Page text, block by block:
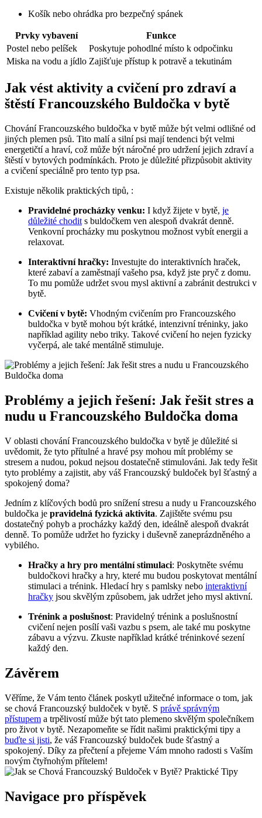
Košík nebo ohrádka pro bezpečný spánek
Prvky vybavení
Funkce
Postel nebo pelíšek
Poskytuje pohodlné ​místo k⁣ odpočinku
Miska⁣ na vodu a jídlo Zajišťuje přístup k potravě a tekutinám
Jak‌ vést aktivity a cvičení⁣ pro zdraví a
štěstí Francouzského Buldočka v bytě
Chování Francouzského buldočka v bytě může být velmi odlišné od
jiných ‍plemen psů.⁤ Tito malí a silní psi mají tendenci být velmi⁢
energetičtí a hraví, což může být náročné ​pro udržení jejich ‌zdraví a
štěstí ⁣v bytových podmínkách. ​Proto je důležité přizpůsobit aktivity
‌a ‍cvičení speciálně ⁢pro tento typ psa.
Existuje několik praktických ⁤tipů, :
Pravidelné procházky venku: I⁣ když⁤ žijete v bytě, je
důležité chodit s buldočkem ven alespoň dvakrát‌ denně.
Venkovní procházky mu poskytnou možnost vybít energii a
⁣relaxovat.
Interaktivní hračky: Investujte⁤ do interaktivních ‌hraček,
které zabaví a zaměstnají vašeho psa, když ⁣jste pryč z domu.
To mu pomůže udržet svou mysl aktivní a zabránit destrukci v
bytě.
Cvičení v bytě: Vhodným cvičením pro‍ Francouzského
buldočka v bytě mohou být krátké, intenzivní tréninky, jako
například agility nebo triky. Takové cvičení ho nejen fyzicky
vyčerpá,⁢ ale také mentálně stimuluje.
Problémy a jejich řešení: Jak řešit stres a​
nudu u Francouzského Buldočka doma
V oblasti chování Francouzského buldočka⁤ v bytě je důležité si
uvědomit, že tyto⁢ přítulné a hravé psy mohou mít problémy se
stresem a nudou, pokud nejsou dostatečně stimulováni.⁤ Jak tedy řešit
tyto problémy ⁣a zajistit, aby váš Francouzský buldoček byl šťastný⁢ a
spokojený doma?
Jedním z klíčových⁢ bodů pro snížení stresu a nudy u Francouzského
buldočka je pravidelná fyzická aktivita. Zajištěte svému‍ psu
dostatečný pohyb a procházky každý den,⁢ ideálně alespoň dvakrát
denně. To pomůže udržet ho fyzicky i duševně ‍zaneprázdněného a
vybilého.
Hračky a hry pro mentální⁤ stimulaci: ⁢Poskytněte svému
buldočkovi hračky ⁣a hry, ‌které ‌mu budou poskytovat mentální
stimulaci a trénink. Hledací hry s⁣ pamlsky nebo interaktivní
hračky jsou skvělým způsobem, jak udržet jeho ⁢mysl⁣ aktivní.
Trénink a ‌poslušnost: Pravidelný trénink a⁢ poslušnostní
cvičení nejen posílí vaši ⁤vazbu s psem, ale také mu poskytne
zábavu a výzvu. Zkuste například krátké⁣ tréninkové sezení
každý den.
Závěrem
Věříme, že ‌Vám tento článek poskytl užitečné informace⁤ o tom, jak
se⁤ chová ⁣Francouzský buldoček v bytě. S ‌ právě správným
přístupem ⁤a trpělivostí⁢ může být⁤ tato plemeno skvělým společníkem
⁤pro život v bytě. Nezapomeňte se řídit našimi praktickými tipy a
buďte si jisti, ​že ‌váš‍ Francouzský buldoček bude šťastný ⁤a
spokojený. Díky‍ za přečtení a přejeme Vám mnoho radosti s Vaším⁤
novým čtyřnohým⁤ přítelem!
Navigace pro příspěvek